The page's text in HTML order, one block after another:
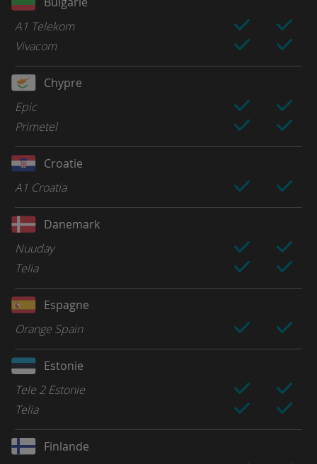
A1 Telekom
Vivacom
Chypre
Epic
Primetel
Croatie
A1 Croatia
Danemark
Nuuday
Telia
Espagne
Orange Spain
Estonie
Tele 2 Estonie
Telia
Finlande